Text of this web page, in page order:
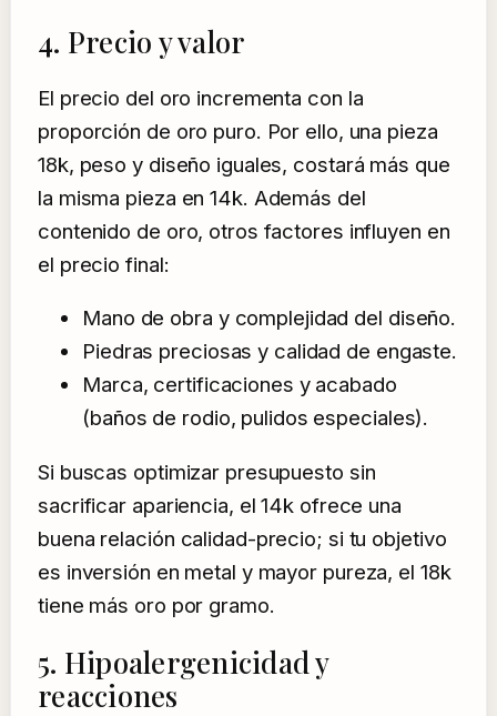
4. Precio y valor
El precio del oro incrementa con la
proporción de oro puro. Por ello, una pieza
18k, peso y diseño iguales, costará más que
la misma pieza en 14k. Además del
contenido de oro, otros factores influyen en
el precio final:
Mano de obra y complejidad del diseño.
Piedras preciosas y calidad de engaste.
Marca, certificaciones y acabado
(baños de rodio, pulidos especiales).
Si buscas optimizar presupuesto sin
sacrificar apariencia, el 14k ofrece una
buena relación calidad-precio; si tu objetivo
es inversión en metal y mayor pureza, el 18k
tiene más oro por gramo.
5. Hipoalergenicidad y
reacciones